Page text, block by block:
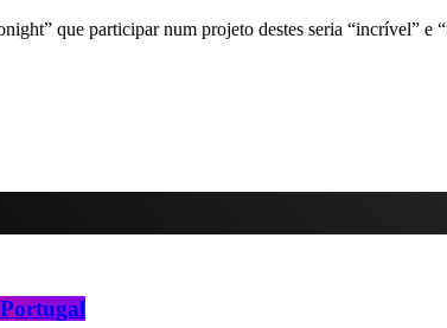
que participar num projeto destes seria “incrível” e